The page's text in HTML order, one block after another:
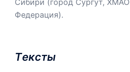
Федерация).
Tексты